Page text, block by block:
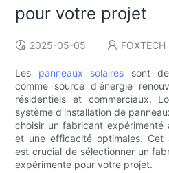
pour votre projet
2025-05-05 FOXTECH
Les panneaux solaires sont
comme source d'énergie
résidentiels et commerciaux.
système d'installation de
choisir un fabricant
et une efficacité optimales. Cet
est crucial de sélectionner un
expérimenté pour votre projet.